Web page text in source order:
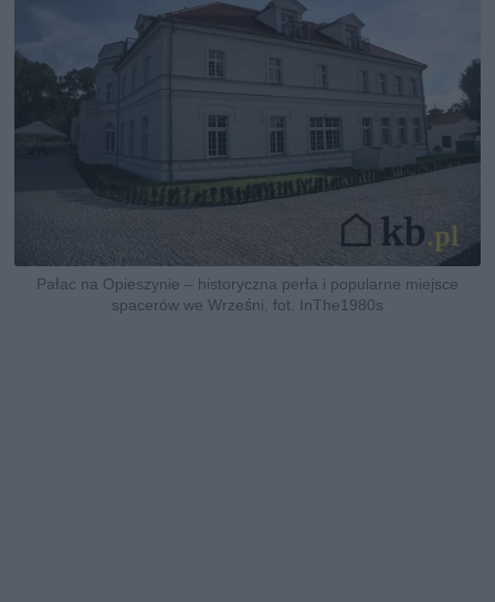
Pałac na Opieszynie – historyczna perła i popularne miejsce
spacerów we Wrześni, fot. InThe1980s